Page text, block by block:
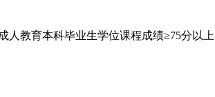
教育本科毕业生学位课程成绩≥75分以